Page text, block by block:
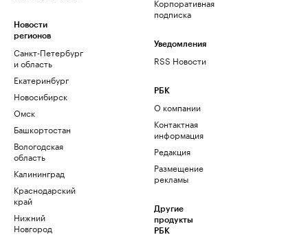
Новости
регионов
Санкт-Петербург
и область
Екатеринбург
Новосибирск
Омск
Башкортостан
Вологодская
область
Калининград
Краснодарский
край
Нижний
Новгород
подписка
Уведомления
RSS Новости
РБК
О компании
Контактная
информация
Редакция
Размещение
рекламы
Другие
продукты
РБК